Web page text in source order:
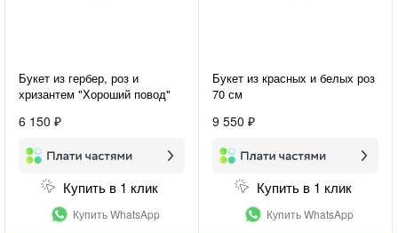
Букет из гербер, роз и
хризантем "Хороший повод"
6 150 ₽
Купить в 1 клик
Купить WhatsApp
Букет из красных и белых роз
70 см
9 550 ₽
Купить в 1 клик
Купить WhatsApp